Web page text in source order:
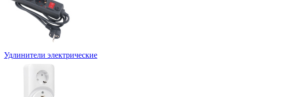
Удлинители электрические